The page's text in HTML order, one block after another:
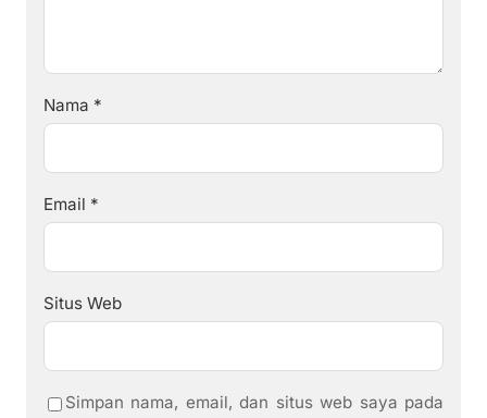
Nama *
Email *
Situs Web
Simpan nama, email, dan situs web saya pada